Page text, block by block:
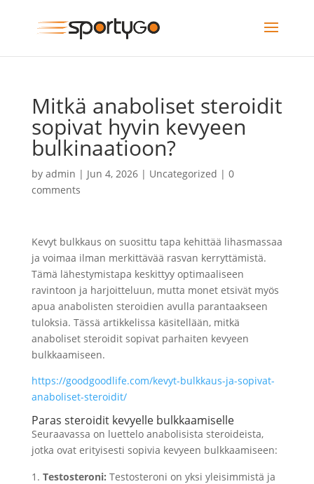
Mitkä anaboliset steroidit
sopivat hyvin kevyeen
bulkinaatioon?
by admin | Jun 4, 2026| Uncategorized | 0
comments
Kevyt bulkkaus on suosittu tapa kehittää lihasmassaa
ja voimaa ilman merkittävää rasvan kerryttämistä.
Tämä lähestymistapa keskittyy optimaaliseen
ravintoon ja harjoitteluun, mutta monet etsivät myös
apua anabolisten steroidien avulla parantaakseen
tuloksia. Tässä artikkelissa käsitellään, mitkä
anaboliset steroidit sopivat parhaiten kevyeen
bulkkaamiseen.
https://goodgoodlife.com/kevyt-bulkkaus-ja-sopivat-
anaboliset-steroidit/
Paras steroidit kevyelle bulkkaamiselle
Seuraavassa on luettelo anabolisista steroideista,
jotka ovat erityisesti sopivia kevyeen bulkkaamiseen:
Testosteroni: Testosteroni on yksi yleisimmistä ja